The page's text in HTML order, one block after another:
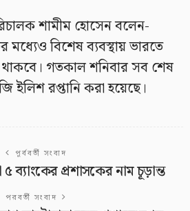
শামীম হোসেন বলেন-
মধ্যেও বিশেষ ব্যবস্থায় ভারতে
গতকাল শনিবার সব শেষ
ইলিশ রপ্তানি করা হয়েছে।
পূর্ববর্তী সংবাদ
ব্যাংকের প্রশাসকের নাম চূড়ান্ত
পরবর্তী সংবাদ